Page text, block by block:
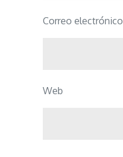
Correo electrónico
Web